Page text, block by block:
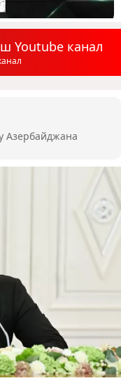
Youtube канал
Азербайджана